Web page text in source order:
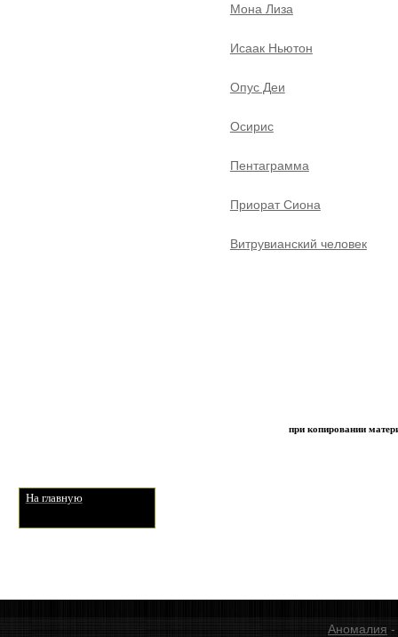
Мона Лиза
Исаак Ньютон
Опус Деи
Осирис
Пентаграмма
Приорат Сиона
Витрувианский человек
при копировании
На главную
Аномалия -